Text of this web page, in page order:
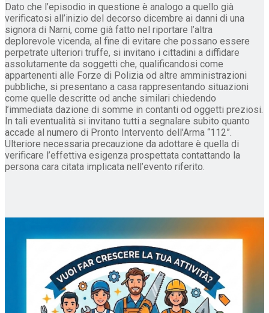
Dato che l’episodio in questione è analogo a quello già
verificatosi all’inizio del decorso dicembre ai danni di una
signora di Narni, come già fatto nel riportare l’altra
deplorevole vicenda, al fine di evitare che possano essere
perpetrate ulteriori truffe, si invitano i cittadini a diffidare
assolutamente da soggetti che, qualificandosi come
appartenenti alle Forze di Polizia od altre amministrazioni
pubbliche, si presentano a casa rappresentando situazioni
come quelle descritte od anche similari chiedendo
l’immediata dazione di somme in contanti od oggetti preziosi.
In tali eventualità si invitano tutti a segnalare subito quanto
accade al numero di Pronto Intervento dell’Arma “112”.
Ulteriore necessaria precauzione da adottare è quella di
verificare l’effettiva esigenza prospettata contattando la
persona cara citata implicata nell’evento riferito.